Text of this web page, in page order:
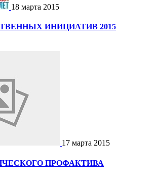
18 марта 2015
ИНИЦИАТИВ 2015
17 марта 2015
ПРОФАКТИВА